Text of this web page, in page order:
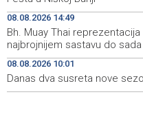
17:26
Kod mosta Brčko -
sudske medicine utvrđuju
17:15
'Pekijada' u Varešu
regiona
08.08.2026 14:49
Bh. Muay Thai
najbrojnijem sastavu do sada
08.08.2026 10:01
Danas dva susreta nove